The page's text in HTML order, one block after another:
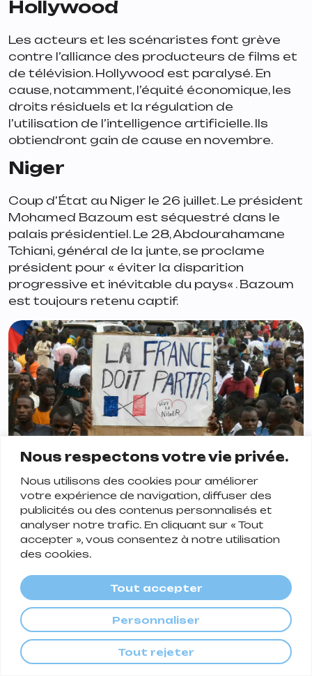
Nous respectons votre vie privée.
Nous utilisons des cookies pour améliorer
votre expérience de navigation, diffuser des
publicités ou des contenus personnalisés et
analyser notre trafic. En cliquant sur « Tout
accepter », vous consentez à notre utilisation
des cookies.
Personnaliser
Tout rejeter
Tout accepter
Hollywood
Les acteurs et les scénaristes font grève
contre l’alliance des producteurs de films et
de télévision. Hollywood est paralysé. En
cause, notamment, l’équité économique, les
droits résiduels et la régulation de
l’utilisation de l’intelligence artificielle. Ils
obtiendront gain de cause en novembre.
Niger
Coup d’État au Niger le 26 juillet. Le président
Mohamed Bazoum est séquestré dans le
palais présidentiel. Le 28, Abdourahamane
Tchiani, général de la junte, se proclame
président pour « éviter la disparition
progressive et inévitable du pays« . Bazoum
est toujours retenu captif.
ALTERNATE CROP / AFP
Grèce
Feux de forêt en Grèce, les plus importants
de l’histoire de l’Union Européenne. Plus de
150 000 hectares brûlés et 28 morts sont à
déplorer.
Août️